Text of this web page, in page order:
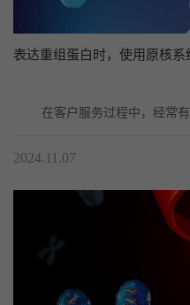
表达重组蛋白时，使用原核系
在客户服务过程中，经常有
2024.11.07